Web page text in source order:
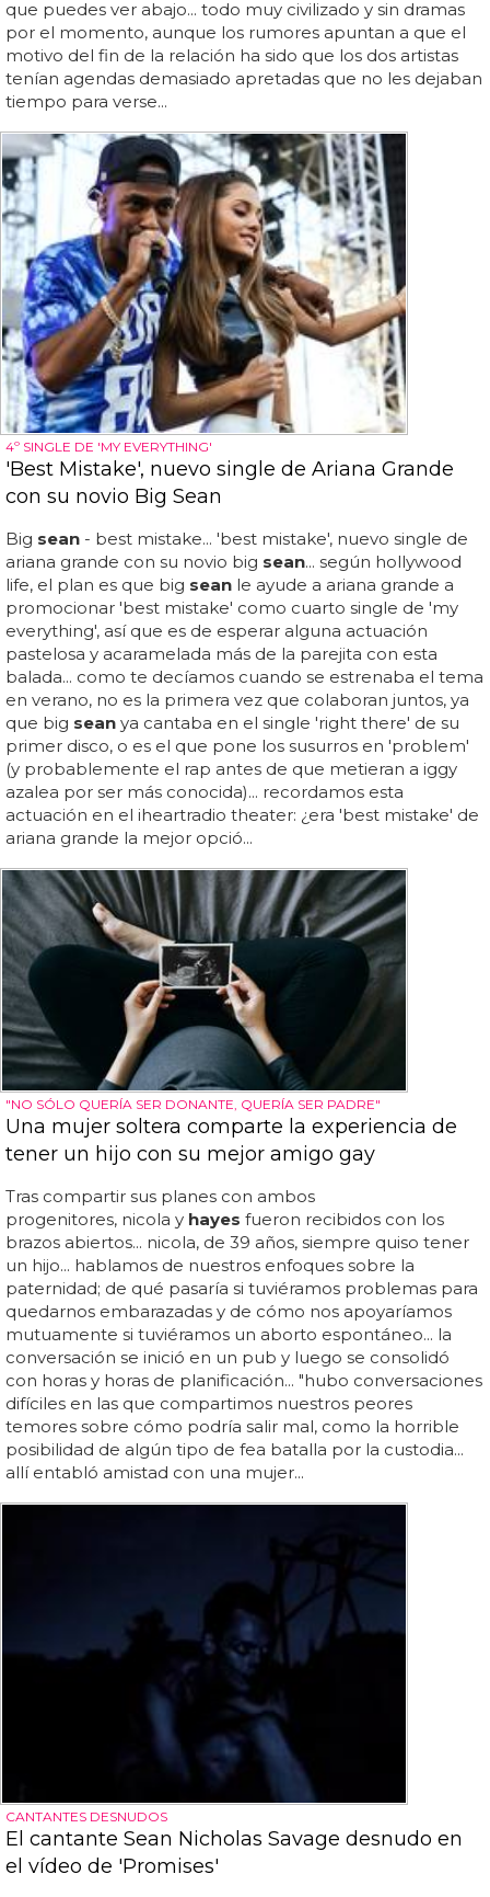
que puedes ver abajo... todo muy civilizado y sin dramas
por el momento, aunque los rumores apuntan a que el
motivo del fin de la relación ha sido que los dos artistas
tenían agendas demasiado apretadas que no les dejaban
tiempo para verse...
4º SINGLE DE 'MY EVERYTHING'
'Best Mistake', nuevo single de Ariana Grande
con su novio Big Sean
Big sean - best mistake... 'best mistake', nuevo single de
ariana grande con su novio big sean... según hollywood
life, el plan es que big sean le ayude a ariana grande a
promocionar 'best mistake' como cuarto single de 'my
everything', así que es de esperar alguna actuación
pastelosa y acaramelada más de la parejita con esta
balada... como te decíamos cuando se estrenaba el tema
en verano, no es la primera vez que colaboran juntos, ya
que big sean ya cantaba en el single 'right there' de su
primer disco, o es el que pone los susurros en 'problem'
(y probablemente el rap antes de que metieran a iggy
azalea por ser más conocida)... recordamos esta
actuación en el iheartradio theater: ¿era 'best mistake' de
ariana grande la mejor opció...
"NO SÓLO QUERÍA SER DONANTE, QUERÍA SER PADRE"
Una mujer soltera comparte la experiencia de
tener un hijo con su mejor amigo gay
Tras compartir sus planes con ambos
progenitores, nicola y hayes fueron recibidos con los
brazos abiertos... nicola, de 39 años, siempre quiso tener
un hijo... hablamos de nuestros enfoques sobre la
paternidad; de qué pasaría si tuviéramos problemas para
quedarnos embarazadas y de cómo nos apoyaríamos
mutuamente si tuviéramos un aborto espontáneo... la
conversación se inició en un pub y luego se consolidó
con horas y horas de planificación... "hubo conversaciones
difíciles en las que compartimos nuestros peores
temores sobre cómo podría salir mal, como la horrible
posibilidad de algún tipo de fea batalla por la custodia...
allí entabló amistad con una mujer...
CANTANTES DESNUDOS
El cantante Sean Nicholas Savage desnudo en
el vídeo de 'Promises'